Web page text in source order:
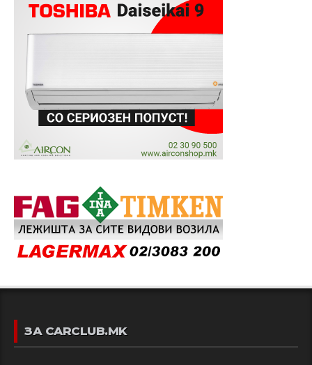
ЗА CARCLUB.MK